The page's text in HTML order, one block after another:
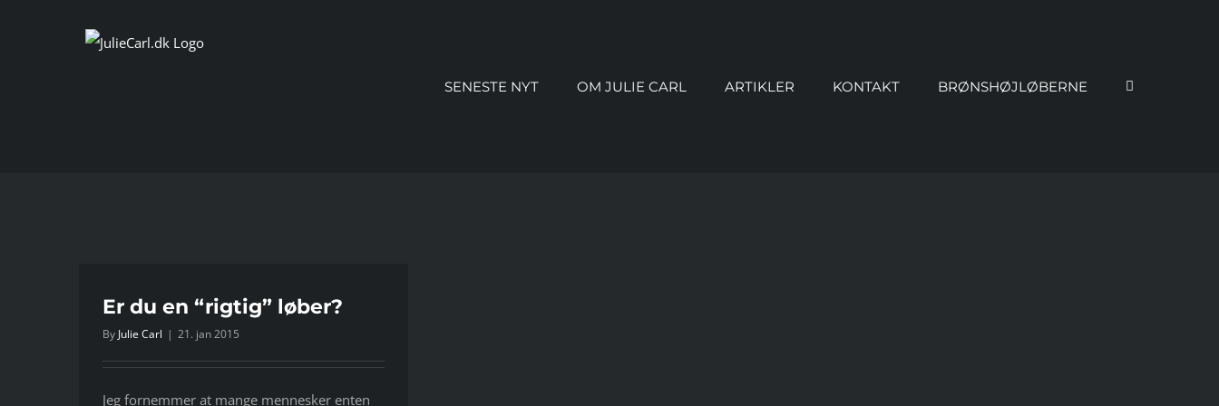
SENESTE NYT OM JULIE CARL ARTIKLER KONTAKT BRØNSHØJLØBERNE
Er du en “rigtig” løber?
By Julie Carl | 21. jan 2015
Jeg fornemmer at mange mennesker enten